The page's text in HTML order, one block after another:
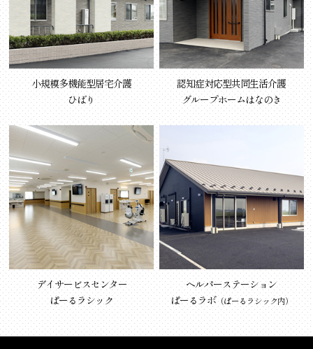
小規模多機能型居宅介護
ひばり
認知症対応型共同生活介護
グループホームはなのき
デイサービスセンター
ぱーるラシック
ヘルパーステーション
ぱーるラボ（ぱーるラシック内）